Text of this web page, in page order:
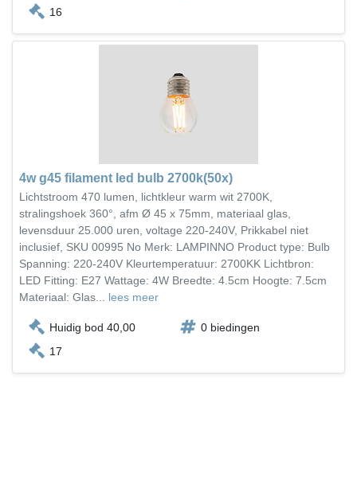
16
4w g45 filament led bulb 2700k(50x)
Lichtstroom 470 lumen, lichtkleur warm wit 2700K,
stralingshoek 360°, afm Ø 45 x 75mm, materiaal glas,
levensduur 25.000 uren, voltage 220-240V, Prikkabel niet
inclusief, SKU 00995 No Merk: LAMPINNO Product type: Bulb
Spanning: 220-240V Kleurtemperatuur: 2700KK Lichtbron:
LED Fitting: E27 Wattage: 4W Breedte: 4.5cm Hoogte: 7.5cm
Materiaal: Glas... lees meer
Huidig bod 40,00
0 biedingen
17